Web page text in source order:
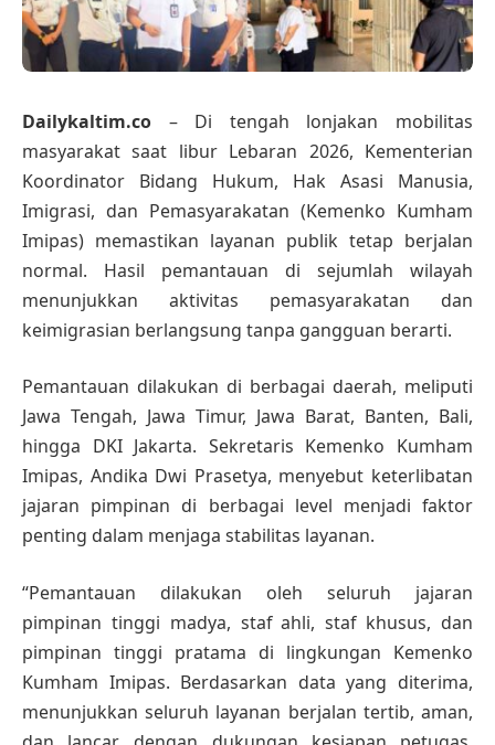
Dailykaltim.co – Di tengah lonjakan mobilitas
masyarakat saat libur Lebaran 2026, Kementerian
Koordinator Bidang Hukum, Hak Asasi Manusia,
Imigrasi, dan Pemasyarakatan (Kemenko Kumham
Imipas) memastikan layanan publik tetap berjalan
normal. Hasil pemantauan di sejumlah wilayah
menunjukkan aktivitas pemasyarakatan dan
keimigrasian berlangsung tanpa gangguan berarti.
Pemantauan dilakukan di berbagai daerah, meliputi
Jawa Tengah, Jawa Timur, Jawa Barat, Banten, Bali,
hingga DKI Jakarta. Sekretaris Kemenko Kumham
Imipas, Andika Dwi Prasetya, menyebut keterlibatan
jajaran pimpinan di berbagai level menjadi faktor
penting dalam menjaga stabilitas layanan.
“Pemantauan dilakukan oleh seluruh jajaran
pimpinan tinggi madya, staf ahli, staf khusus, dan
pimpinan tinggi pratama di lingkungan Kemenko
Kumham Imipas. Berdasarkan data yang diterima,
menunjukkan seluruh layanan berjalan tertib, aman,